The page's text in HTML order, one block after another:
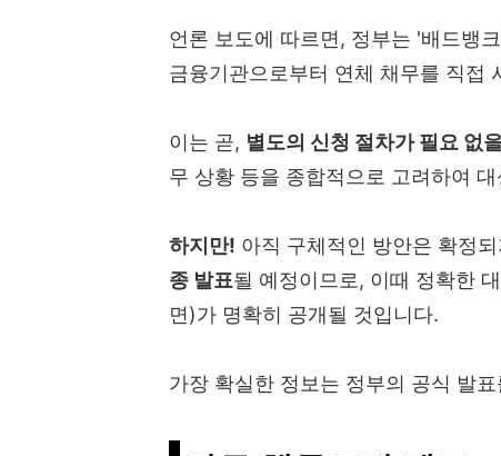
언론 보도에 따르면, 정부는 '배드뱅
금융기관으로부터 연체 채무를 직접
이는 곧, 별도의 신청 절차가 필요 없
무 상황 등을 종합적으로 고려하여
하지만! 아직 구체적인 방안은 확정
종 발표될 예정이므로, 이때 정확한
면)가 명확히 공개될 것입니다.
가장 확실한 정보는 정부의 공식 발